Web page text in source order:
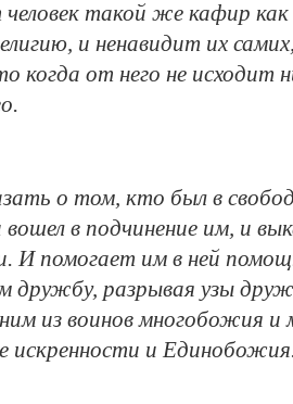
такой же кафир
и ненавидит их
когда от него не исходит
о том, кто был в
вошел в подчинение им, и
И помогает им в ней
дружбу, разрывая узы
из воинов многобожия и
искренности и